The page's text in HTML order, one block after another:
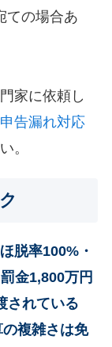
ての場合あ
家に依頼し
告漏れ対応
。
脱率100%・
金1,800万円
されている
の複雑さは免